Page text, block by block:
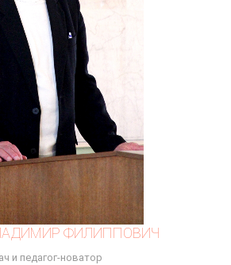
ФИЛИППОВИЧ
и педагог-новатор